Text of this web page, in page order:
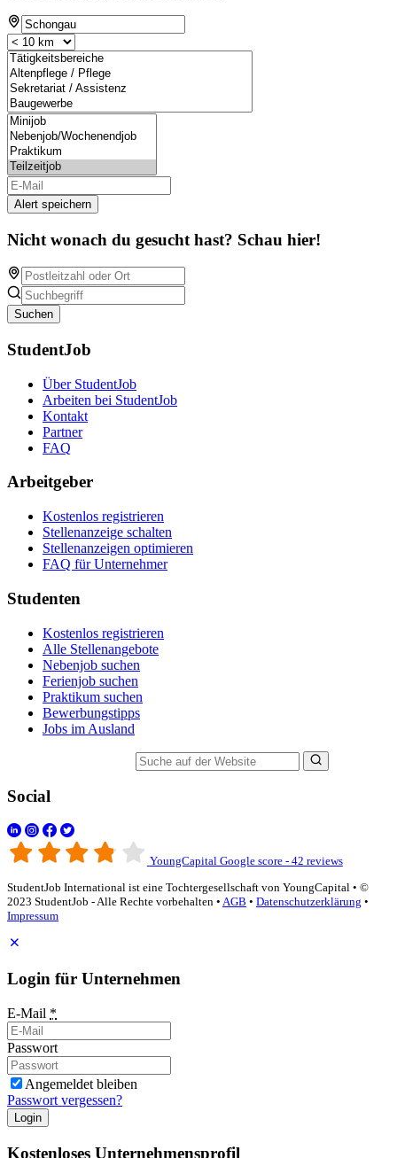
Alert speichern
Nicht wonach du gesucht hast? Schau hier!
Suchen
StudentJob
Über StudentJob
Arbeiten bei StudentJob
Kontakt
Partner
FAQ
Arbeitgeber
Kostenlos registrieren
Stellenanzeige schalten
Stellenanzeigen optimieren
FAQ für Unternehmer
Studenten
Kostenlos registrieren
Alle Stellenangebote
Nebenjob suchen
Ferienjob suchen
Praktikum suchen
Bewerbungstipps
Jobs im Ausland
Social
YoungCapital Google score - 42 reviews
StudentJob International ist eine Tochtergesellschaft von YoungCapital • ©
2023 StudentJob - Alle Rechte vorbehalten • AGB • Datenschutzerklärung •
Impressum
Login für Unternehmen
E-Mail *
Passwort
Angemeldet bleiben
Passwort vergessen?
Login
Kostenloses Unternehmensprofil